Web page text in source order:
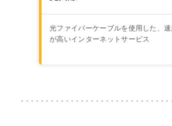
光ファイバーケーブルを使用した、
が高いインターネットサービス